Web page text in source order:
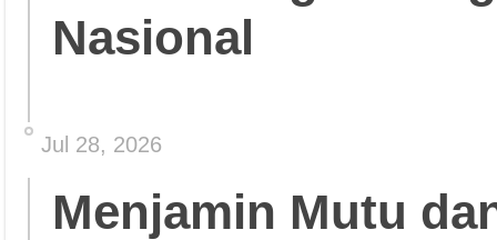
Nasional
Jul 28, 2026
Menjamin Mutu